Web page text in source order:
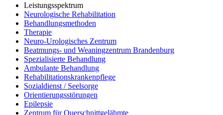
Leistungsspektrum
Neurologische Rehabilitation
Behandlungsmethoden
Therapie
Neuro-Urologisches Zentrum
Beatmungs- und Weaningzentrum Brandenburg
Spezialisierte Behandlung
Ambulante Behandlung
Rehabilitationskrankenpflege
Sozialdienst / Seelsorge
Orientierungsstörungen
Epilepsie
Zentrum für Querschnittgelähmte